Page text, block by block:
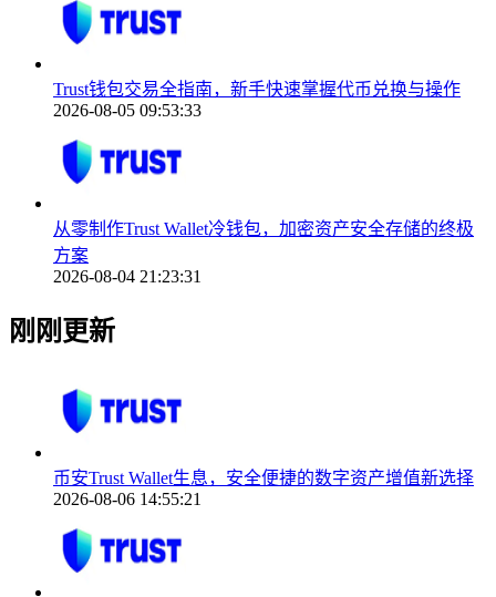
Trust钱包交易全指南，新手快速掌握代币兑换与操作
2026-08-05 09:53:33
从零制作Trust Wallet冷钱包，加密资产安全存储的终极
方案
2026-08-04 21:23:31
刚刚更新
币安Trust Wallet生息，安全便捷的数字资产增值新选择
2026-08-06 14:55:21